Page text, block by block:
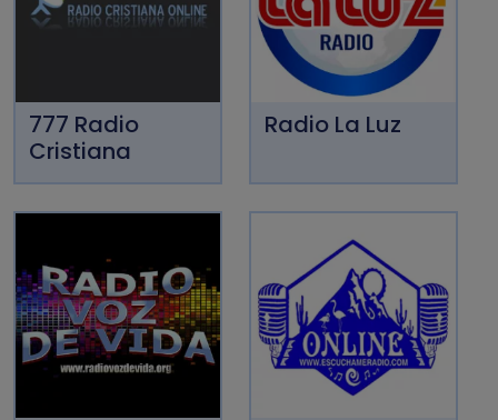
777 Radio
Cristiana
Radio La Luz